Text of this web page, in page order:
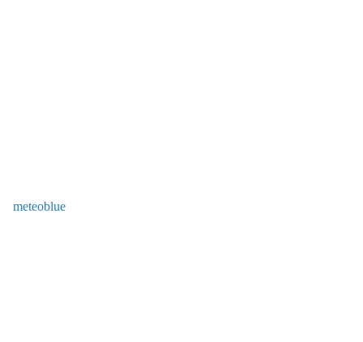
meteoblue